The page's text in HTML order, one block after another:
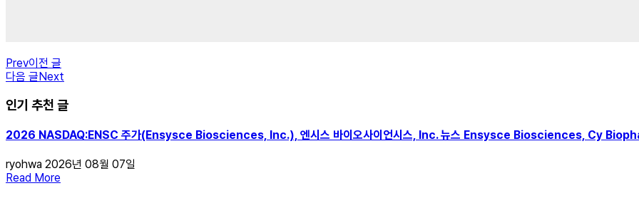
Prev이전 글
다음 글 Next
인기 추천 글
2026 NASDAQ:ENSC 주가(Ensysce Biosciences, Inc.), 엔시스 바이오사이언시스, Inc. 뉴스 Ensysce Biosciences, Cy
ryohwa 2026년 08월 07일
Read More